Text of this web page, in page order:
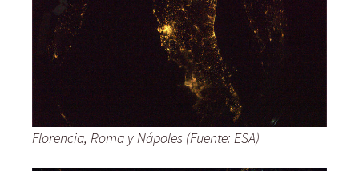
Florencia, Roma y Nápoles (Fuente: ESA)